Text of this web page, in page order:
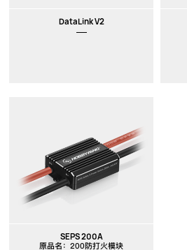
DataLink V2
SEPS 200A
原品名：200防打火模块